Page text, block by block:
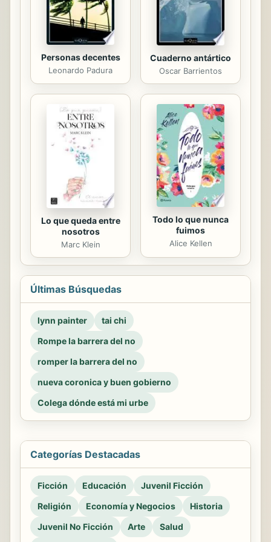
Personas decentes
Leonardo Padura
Cuaderno antártico
Oscar Barrientos
Lo que queda entre
nosotros
Marc Klein
Todo lo que nunca
fuimos
Alice Kellen
Últimas Búsquedas
lynn painter
tai chi
Rompe la barrera del no
romper la barrera del no
nueva coronica y buen gobierno
Colega dónde está mi urbe
Categorías Destacadas
Ficción Educación
Juvenil Ficción
Religión
Economía y Negocios
Historia
Juvenil No Ficción
Arte Salud